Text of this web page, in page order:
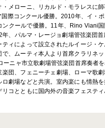
メローニ、リカルド・モラレスに
際コンクール優勝。2010年、イ・
ンクールで優勝。11年、Rino Viani国
年、パルマ・レージョ劇場管弦楽団
ティによって設立されたルイージ・
で、ムーティ本人より首席クラリネ
ーニャ市立歌劇場管弦楽団首席奏者
団、フェニーチェ劇場、ローマ歌劇
ロ劇場などと共演。室内楽にも情熱
リコとともに国内外の音楽フェステ